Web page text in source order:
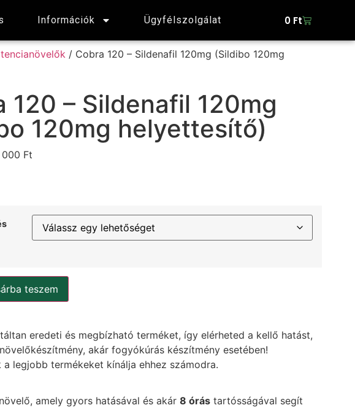
Információk Ügyfélszolgálat 0 Ft
/ Cobra 120 – Sildenafil 120mg (Sildibo 120mg
120 – Sildenafil 120mg
120mg helyettesítő)
Ft
teszem
eredeti és megbízható terméket, így elérheted a kellő hatást,
akár fogyókúrás készítmény esetében!
a legjobb termékeket kínálja ehhez számodra.
amely gyors hatásával és akár 8 órás tartósságával segít